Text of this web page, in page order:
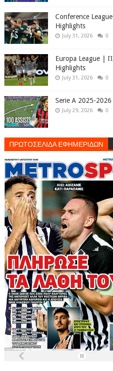
Conference
Highlights
July 31, 2026 0
Europa League |
Highlights
July 31, 2026 0
Serie A 2025-
July 29, 2026 0
ΠΡΩΤΟΣΕΛΙΔΑ ΕΦΗΜΕΡΙΔΩΝ